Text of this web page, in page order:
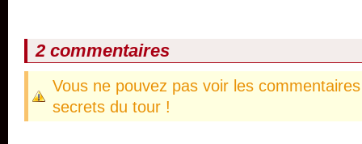
2 commentaires
Vous ne pouvez pas voir les
secrets du tour !